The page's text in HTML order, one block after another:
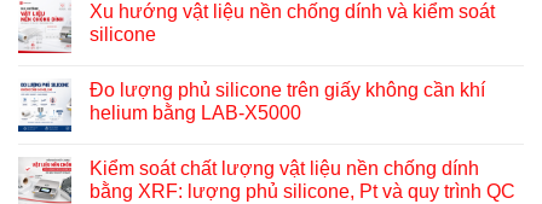
Xu hướng vật liệu nền chống dính và kiểm soát
silicone
Đo lượng phủ silicone trên giấy không cần khí
helium bằng LAB-X5000
Kiểm soát chất lượng vật liệu nền chống dính
bằng XRF: lượng phủ silicone, Pt và quy trình QC